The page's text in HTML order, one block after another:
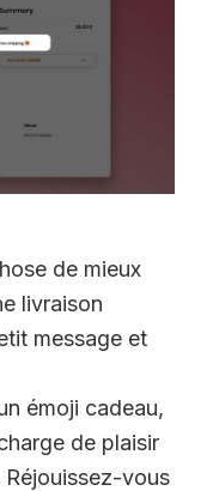
de mieux
livraison
message et
émoji cadeau,
de plaisir
vous